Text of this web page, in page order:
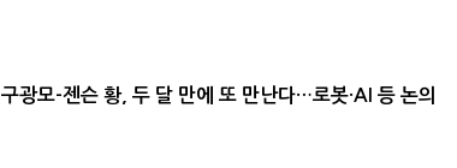
구광모-젠슨 황, 두 달 만에 또 만난다…로봇·AI 등 논의